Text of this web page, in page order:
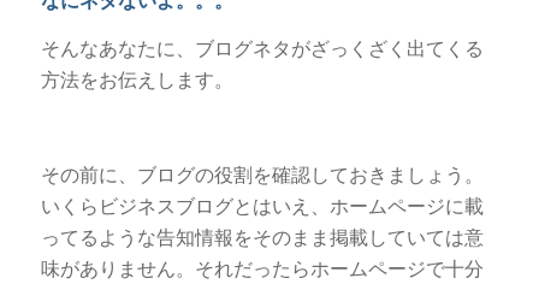
そんなあなたに、ブログネタがざっくざく出てくる
方法をお伝えします。
その前に、ブログの役割を確認しておきましょう。
いくらビジネスブログとはいえ、ホームページに載
ってるような告知情報をそのまま掲載していては意
味がありません。それだったらホームページで十分